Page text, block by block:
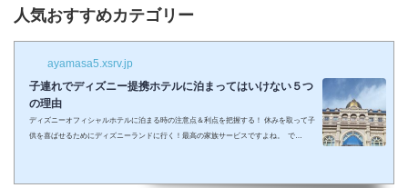
人気おすすめカテゴリー
ayamasa5.xsrv.jp
子連れでディズニー提携ホテルに泊まってはいけない５つ
の理由
ディズニーオフィシャルホテルに泊まる時の注意点＆利点を把握する！ 休みを取って子
供を喜ばせるためにディズニーランドに行く！最高の家族サービスですよね。 で